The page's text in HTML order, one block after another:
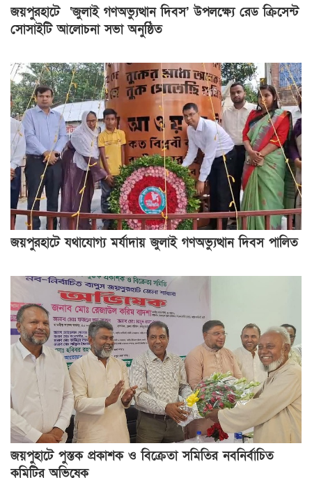
জয়পুরহাটে ‘জুলাই গণঅভ্যুত্থান দিবস’ উপলক্ষ্যে রেড ক্রিসেন্ট
সোসাইটি আলোচনা সভা অনুষ্ঠিত
জয়পুরহাটে যথাযোগ্য মর্যাদায় জুলাই গণঅভ্যুত্থান দিবস পালিত
জয়পুহাটে পুস্তক প্রকাশক ও বিক্রেতা সমিতির নবনির্বাচিত
কমিটির অভিষেক